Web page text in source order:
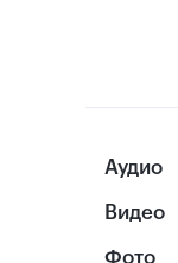
Аудио
Видео
Фото